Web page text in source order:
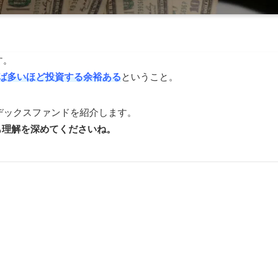
多いほど投資する余裕あるということ。
クスファンドを紹介します。
解を深めてくださいね。